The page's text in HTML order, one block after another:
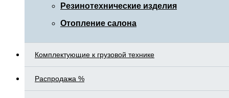
Резинотехнические изделия
Отопление салона
Комплектующие к грузовой технике
Распродажа %